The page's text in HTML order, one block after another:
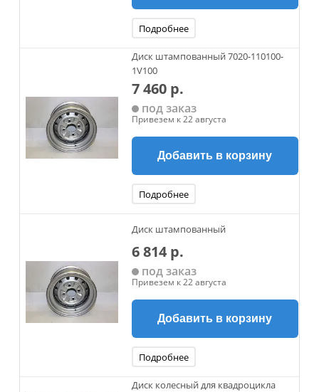
Подробнее
Диск штампованный 7020-110100-
1V100
7 460 р.
под заказ
Привезем к 22 августа
Добавить в корзину
Подробнее
Диск штампованный
6 814 р.
под заказ
Привезем к 22 августа
Добавить в корзину
Подробнее
Диск колесный для квадроцикла